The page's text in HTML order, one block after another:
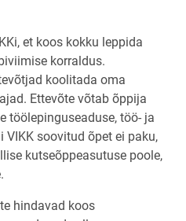
et koos kokku leppida
korraldus.
koolitada oma
Ettevõte võtab õppija
töölepinguseaduse, töö- ja
soovitud õpet ei paku,
kutseõppeasutuse poole,
hindavad koos